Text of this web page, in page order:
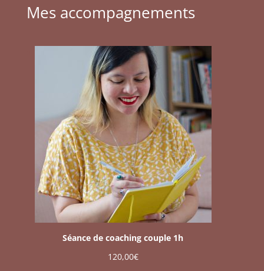
Mes accompagnements
Séance de coaching couple 1h
120,00€